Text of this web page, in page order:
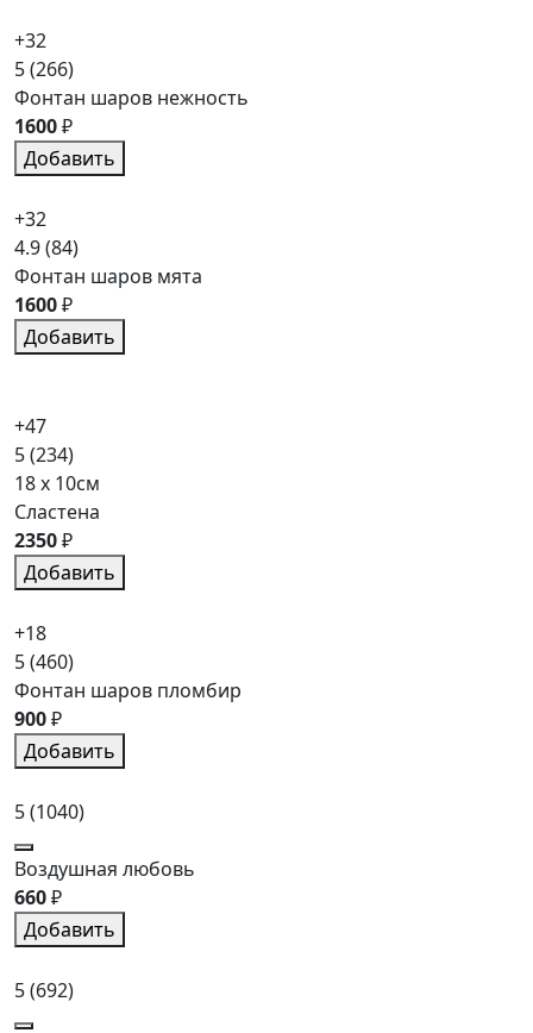
+32
5(266)
Фонтан шаров нежность
1600₽
Добавить
+32
4.9(84)
Фонтан шаров мята
1600₽
Добавить
+47
5(234)
18 x 10см
Сластена
2350₽
Добавить
+18
5(460)
Фонтан шаров пломбир
900₽
Добавить
5(1040)
Воздушная любовь
660₽
Добавить
5(692)